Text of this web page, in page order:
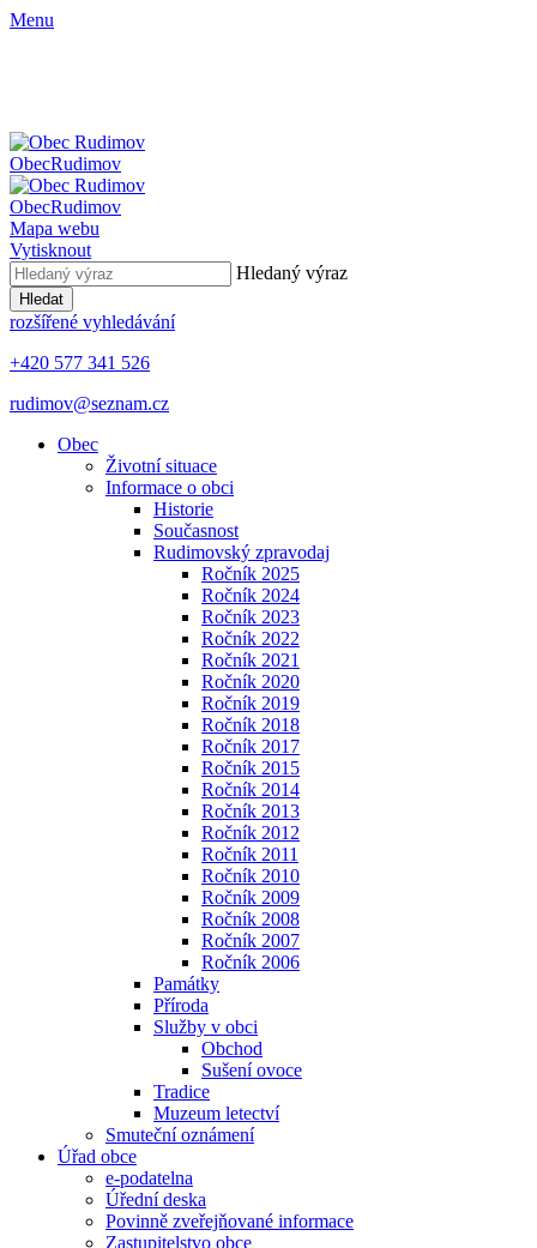
Menu
ObecRudimov
ObecRudimov
Mapa webu
Vytisknout
Hledaný výraz
Hledat
rozšířené vyhledávání
+420 577 341 526
rudimov@seznam.cz
Obec
Životní situace
Informace o obci
Historie
Současnost
Rudimovský zpravodaj
Ročník 2025
Ročník 2024
Ročník 2023
Ročník 2022
Ročník 2021
Ročník 2020
Ročník 2019
Ročník 2018
Ročník 2017
Ročník 2015
Ročník 2014
Ročník 2013
Ročník 2012
Ročník 2011
Ročník 2010
Ročník 2009
Ročník 2008
Ročník 2007
Ročník 2006
Památky
Příroda
Služby v obci
Obchod
Sušení ovoce
Tradice
Muzeum letectví
Smuteční oznámení
Úřad obce
e-podatelna
Úřední deska
Povinně zveřejňované informace
Zastupitelstvo obce